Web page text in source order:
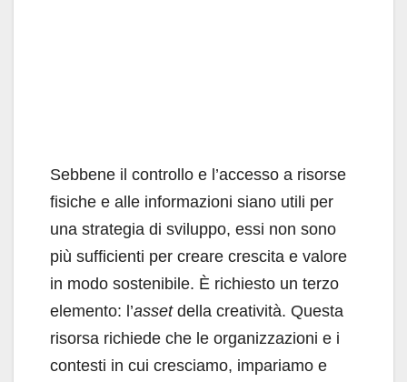
Sebbene il controllo e l’accesso a risorse
fisi­che e alle informazioni siano utili per
una stra­tegia di sviluppo, essi non sono
più sufficienti per creare crescita e valore
in modo sostenibile. È richiesto un terzo
elemento: l’asset della crea­tività. Questa
risorsa richiede che le organizza­zioni e i
contesti in cui cresciamo, impariamo e